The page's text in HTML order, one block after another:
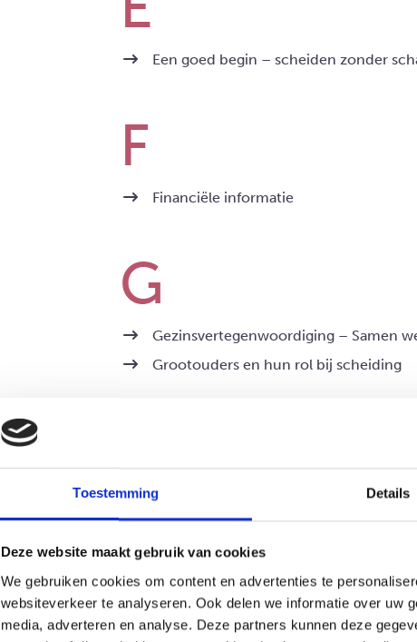
Toestemming Details
Deze website maakt gebruik van cookies
We gebruiken cookies om content en advertenties te
websiteverkeer te analyseren. Ook delen we informatie over uw
media, adverteren en analyse. Deze partners kunnen deze
Een goed begin – scheiden zonder
Financiële informatie
Gezinsvertegenwoordiging – Samen
Grootouders en hun rol bij scheiding
Hoe vertel je het de kinderen?